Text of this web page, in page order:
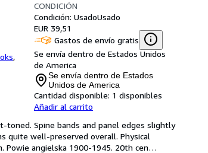
,
CONDICIÓN
Condición: UsadoUsado
EUR 39,51
Gastos de envío gratis
Se envía dentro de Estados Unidos
de America
Se envía dentro de Estados
Unidos de America
Cantidad disponible: 1 disponibles
Añadir al carrito
toned. Spine bands and panel edges slightly
quite well-preserved overall. Physical
Powie angielska 1900-1945. 20th cen…